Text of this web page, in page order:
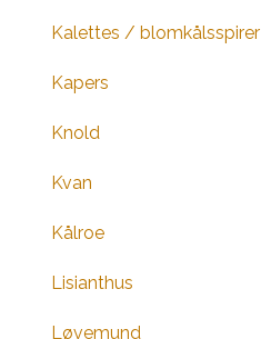
Kalettes / blomkålsspirer
Kapers
Knold
Kvan
Kålroe
Lisianthus
Løvemund